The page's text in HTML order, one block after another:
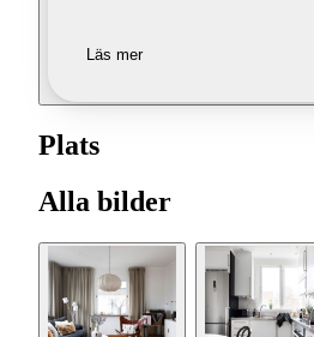
Läs mer
Plats
Alla bilder